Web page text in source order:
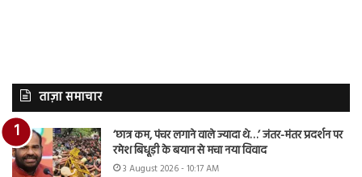
ताज़ा समाचार
‘छात्र कम, पंचर लगाने वाले ज्यादा थे…’ जंतर-मंतर प्रदर्शन पर
रमेश बिधूड़ी के बयान से मचा नया विवाद
3 August 2026 - 10:17 AM